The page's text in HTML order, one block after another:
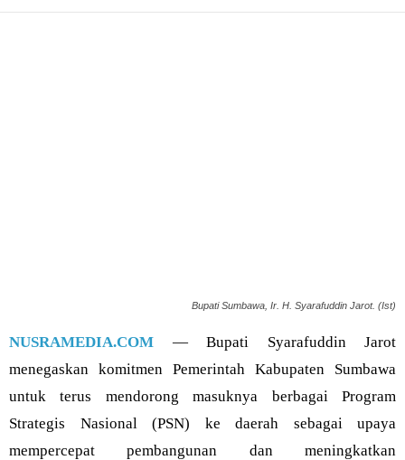
Bupati Sumbawa, Ir. H. Syarafuddin Jarot. (Ist)
NUSRAMEDIA.COM — Bupati Syarafuddin Jarot
menegaskan komitmen Pemerintah Kabupaten Sumbawa
untuk terus mendorong masuknya berbagai Program
Strategis Nasional (PSN) ke daerah sebagai upaya
mempercepat pembangunan dan meningkatkan